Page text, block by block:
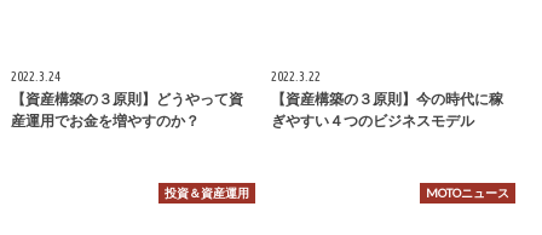
2022.3.24
【資産構築の３原則】どうやって資
産運用でお金を増やすのか？
2022.3.22
【資産構築の３原則】今の時代に稼
ぎやすい４つのビジネスモデル
投資＆資産運用 MOTOニュース